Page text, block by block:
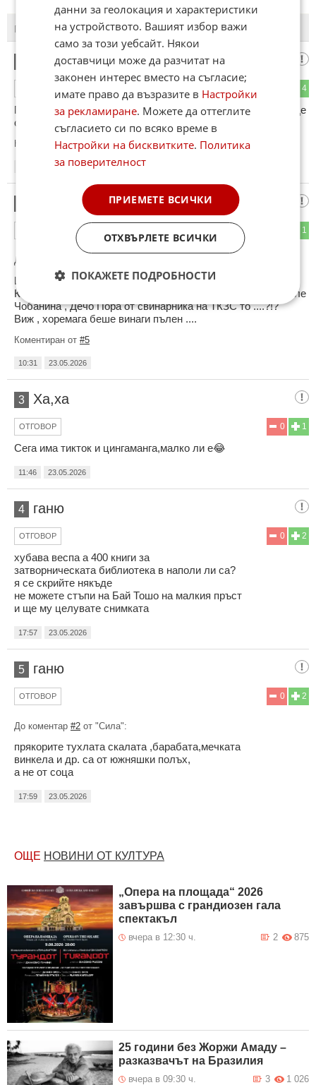
ПОСЛЕДНИ ПЪРВИ
редник
4
По време на лошия соц във всяко селище имаше читалище
с хиляди книги + училище със своя библиотека...
Коментиран от#2
23.05.2026
1
До коментар
И ... кво от това ???! Кой влизаше в тях ....?!?
Кой ги ползваше , кой четеше ....?!? Киро Тракториста , Геле
Чобанина , Дечо Пора от свинарника на ТКЗС то ....?!?
Виж , хоремага беше винаги пълен ....
Коментиран от #5
10:31 23.05.2026
3 Ха,ха
1
0
ОТГОВОР
Сега има тикток и цингаманга,малко ли е😂
11:46 23.05.2026
4 ганю
2
0
ОТГОВОР
хубава веспа а 400 книги за
затворническата библиотека в наполи ли са?
я се скрийте някъде
не можете стъпи на Бай Тошо на малкия пръст
и ще му целувате снимката
17:57 23.05.2026
5 ганю
2
0
ОТГОВОР
До коментар #2 от "Сила":
прякорите тухлата скалата ,барабата,мечката
винкела и др. са от южняшки полъх,
а не от соца
17:59 23.05.2026
ОЩЕ НОВИНИ ОТ КУЛТУРА
„Опера на площада“ 2026
завършва с грандиозен гала
спектакъл
вчера в 12:30 ч. 875
2
25 години без Жоржи Амаду –
разказвачът на Бразилия
вчера в 09:30 ч. 1 026
3
данни за геолокация и характеристики
на устройството. Вашият избор важи
само за този уебсайт. Някои
доставчици може да разчитат на
законен интерес вместо на съгласие;
имате право да възразите в Настройки
за рекламиране. Можете да оттеглите
съгласието си по всяко време в
Настройки на бисквитките. Политика
за поверителност
ПРИЕМЕТЕ ВСИЧКИ
ОТХВЪРЛЕТЕ ВСИЧКИ
ПОКАЖЕТЕ ПОДРОБНОСТИ